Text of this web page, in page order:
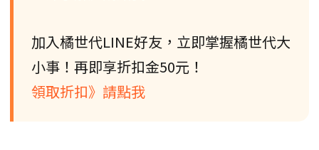
加入橘世代LINE好友，立即掌握橘世代大
小事！再即享折扣金50元！
領取折扣》請點我